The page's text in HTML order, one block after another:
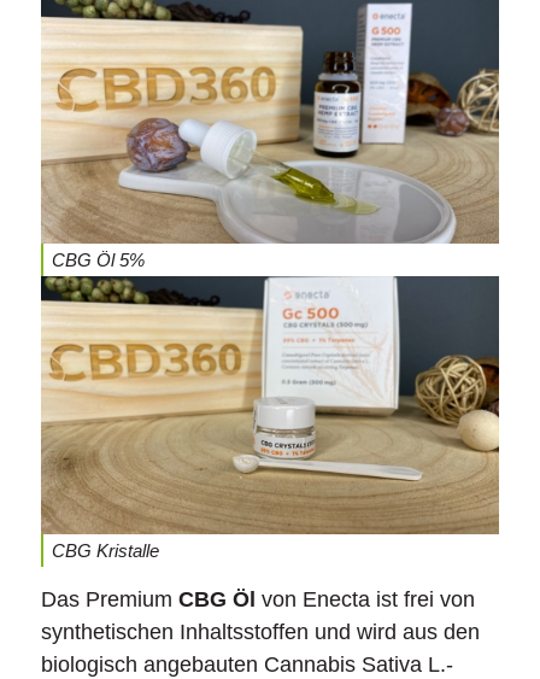
CBG Öl 5%
CBG Kristalle
Das Premium CBG Öl von Enecta ist frei von
synthetischen Inhaltsstoffen und wird aus den
biologisch angebauten Cannabis Sativa L.-